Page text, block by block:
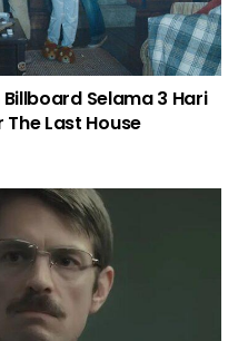
Selama 3 Hari
Last House